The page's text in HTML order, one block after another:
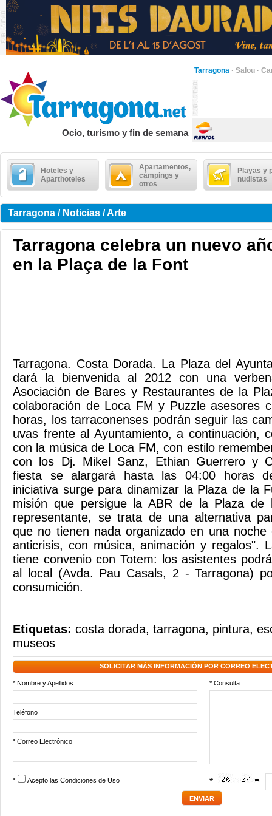
Tarragona · Salou ·
Ocio, turismo y fin de semana
Hoteles y
Aparthoteles
Apartamentos,
cámpings y
otros
Playas y
nudistas
Tarragona / Noticias / Arte
Tarragona celebra un nuevo
en la Plaça de la Font
Tarragona. Costa Dorada. La Plaza del
dará la bienvenida al 2012 con una
Asociación de Bares y Restaurantes de la
colaboración de Loca FM y Puzzle asesores
horas, los tarraconenses podrán seguir las
uvas frente al Ayuntamiento, a continuación,
con la música de Loca FM, con estilo
con los Dj. Mikel Sanz, Ethian Guerrero y
fiesta se alargará hasta las 04:00 horas
iniciativa surge para dinamizar la Plaza de la
misión que persigue la ABR de la Plaza de
representante, se trata de una alternativa
que no tienen nada organizado en una
anticrisis, con música, animación y regalos".
tiene convenio con Totem: los asistentes
al local (Avda. Pau Casals, 2 - Tarragona)
consumición.
Etiquetas: costa dorada, tarragona, pintura,
museos
SOLICITAR MÁS INFORMACIÓN POR CORREO
* Nombre y Apellidos * Consulta
Teléfono
* Correo Electrónico
* Acepto las Condiciones de Uso *